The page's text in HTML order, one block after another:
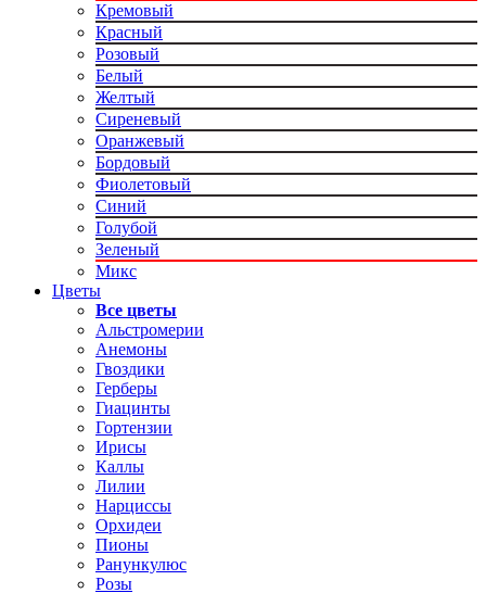
Кремовый
Красный
Розовый
Белый
Желтый
Сиреневый
Оранжевый
Бордовый
Фиолетовый
Синий
Голубой
Зеленый
Микс
Цветы
Все цветы
Альстромерии
Анемоны
Гвоздики
Герберы
Гиацинты
Гортензии
Ирисы
Каллы
Лилии
Нарциссы
Орхидеи
Пионы
Ранункулюс
Розы